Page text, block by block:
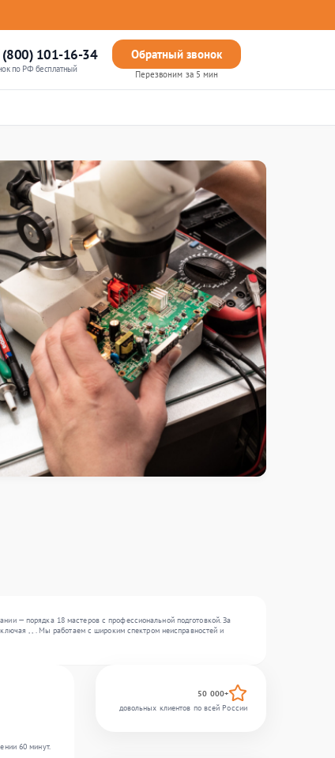
(800) 101-16-34
по РФ бесплатный
Обратный звонок
Перезвоним за 5 мин
— порядка 18 мастеров с профессиональной подготовкой. За
, , . Мы работаем с широким спектром неисправностей и
60 минут.
50 000+
довольных клиентов по всей России